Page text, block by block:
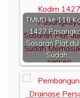
TMMD ke 118
1427
Sasaran Plat
Sudah…